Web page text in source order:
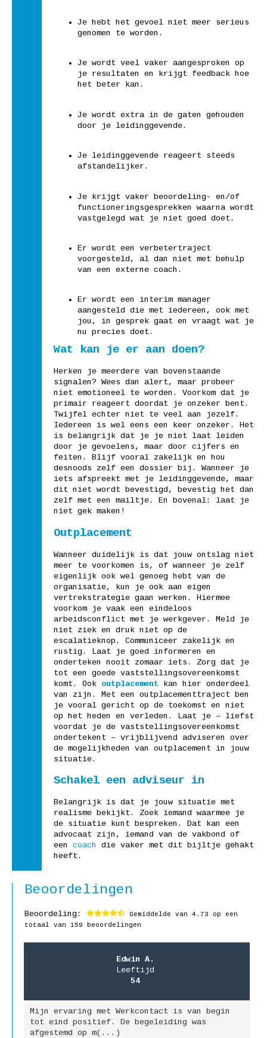
Je hebt het gevoel niet meer serieus
genomen te worden.
Je wordt veel vaker aangesproken op
je resultaten en krijgt feedback hoe
het beter kan.
Je wordt extra in de gaten gehouden
door je leidinggevende.
Je leidinggevende reageert steeds
afstandelijker.
Je krijgt vaker beoordeling- en/of
functioneringsgesprekken waarna wordt
vastgelegd wat je niet goed doet.
Er wordt een verbetertraject
voorgesteld, al dan niet met behulp
van een externe coach.
Er wordt een interim manager
aangesteld die met iedereen, ook met
jou, in gesprek gaat en vraagt wat je
nu precies doet.
Wat kan je er aan doen?
Herken je meerdere van bovenstaande
signalen? Wees dan alert, maar probeer
niet emotioneel te worden. Voorkom dat je
primair reageert doordat je onzeker bent.
Twijfel echter niet te veel aan jezelf.
Iedereen is wel eens een keer onzeker. Het
is belangrijk dat je je niet laat leiden
door je gevoelens, maar door cijfers en
feiten. Blijf vooral zakelijk en hou
desnoods zelf een dossier bij. Wanneer je
iets afspreekt met je leidinggevende, maar
dit niet wordt bevestigd, bevestig het dan
zelf met een mailtje. En bovenal: laat je
niet gek maken!
Outplacement
Wanneer duidelijk is dat jouw ontslag niet
meer te voorkomen is, of wanneer je zelf
eigenlijk ook wel genoeg hebt van de
organisatie, kun je ook aan eigen
vertrekstrategie gaan werken. Hiermee
voorkom je vaak een eindeloos
arbeidsconflict met je werkgever. Meld je
niet ziek en druk niet op de
escalatieknop. Communiceer zakelijk en
rustig. Laat je goed informeren en
onderteken nooit zomaar iets. Zorg dat je
tot een goede vaststellingsovereenkomst
komt. Ook outplacement
kan hier onderdeel
van zijn. Met een outplacementtraject ben
je vooral gericht op de toekomst en niet
op het heden en verleden. Laat je – liefst
voordat je de vaststellingsovereenkomst
ondertekent – vrijblijvend adviseren over
de mogelijkheden van outplacement in jouw
situatie.
Schakel een adviseur in
Belangrijk is dat je jouw situatie met
realisme bekijkt. Zoek iemand waarmee je
de situatie kunt bespreken. Dat kan een
advocaat zijn, iemand van de vakbond of
een coach
die vaker met dit bijltje gehakt
heeft.
Beoordelingen
Beoordeling: Gemiddelde van 4.73 op een
totaal van 159 beoordelingen
Edwin A.
Leeftijd
54
Mijn ervaring met Werkcontact is van begin
tot eind positief. De begeleiding was
afgestemd op m(...)